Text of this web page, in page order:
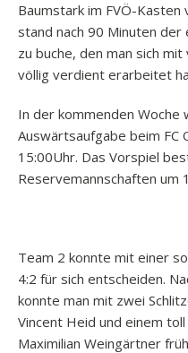
Baumstark im FVÖ-
stand nach 90 Minuten
zu buche, den man sich
völlig verdient erarbeitet
In der kommenden
Auswärtsaufgabe beim FC
15:00Uhr. Das Vorspiel
Reservemannschaften um
Team 2 konnte mit einer
4:2 für sich entscheiden.
konnte man mit zwei
Vincent Heid und einem
Maximilian Weingärtner